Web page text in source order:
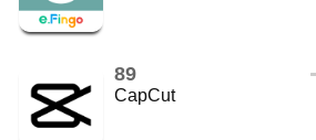
89
CapCut